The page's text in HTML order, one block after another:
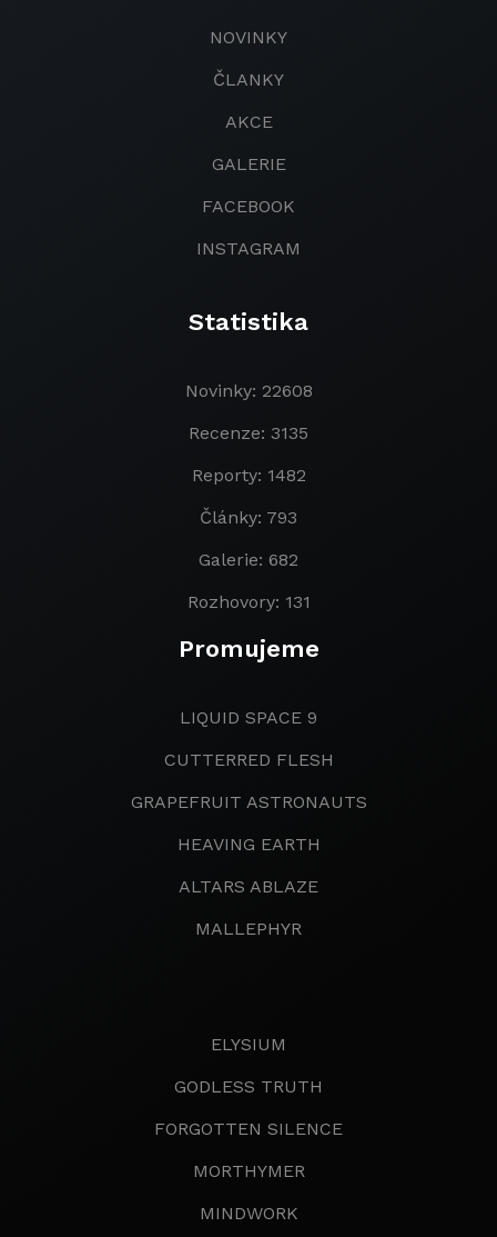
NOVINKY
ČLANKY
AKCE
GALERIE
FACEBOOK
INSTAGRAM
Statistika
Novinky: 22608
Recenze: 3135
Reporty: 1482
Články: 793
Galerie: 682
Rozhovory: 131
Promujeme
LIQUID SPACE 9
CUTTERRED FLESH
GRAPEFRUIT ASTRONAUTS
HEAVING EARTH
ALTARS ABLAZE
MALLEPHYR
ELYSIUM
GODLESS TRUTH
FORGOTTEN SILENCE
MORTHYMER
MINDWORK